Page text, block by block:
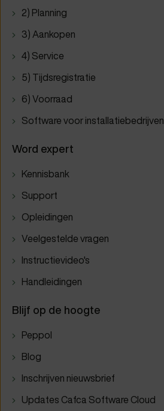
2) Planning
3) Aankopen
4) Service
5) Tijdsregistratie
6) Voorraad
Software voor installatiebedrijven
Word expert
Kennisbank
Support
Opleidingen
Veelgestelde vragen
Instructievideo's
Handleidingen
Blijf op de hoogte
Peppol
Blog
Inschrijven nieuwsbrief
Updates Cafca Software Cloud